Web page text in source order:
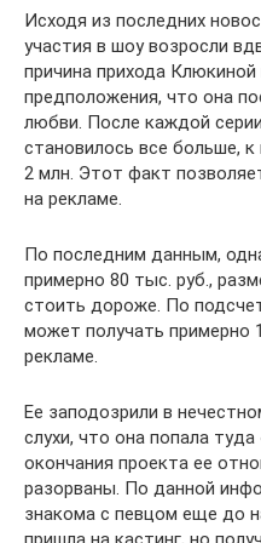
Исходя из последних
участия в шоу возросли
причина прихода Клюкиной
предположения, что она
любви. После каждой
становилось все больше,
2 млн. Этот факт
на рекламе.
По последним данным,
примерно 80 тыс. руб.,
стоить дороже. По
может получать примерно
рекламе.
Ее заподозрили в
слухи, что она попала туда
окончания проекта ее
разорваны. По данной
знакома с певцом еще до